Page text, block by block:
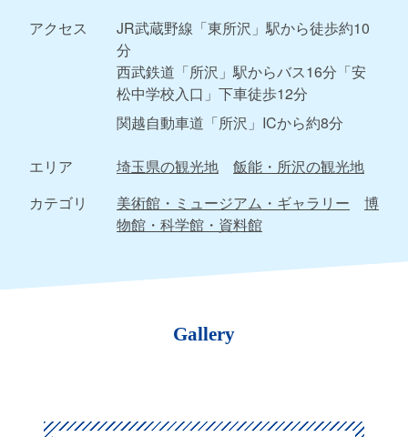
アクセス
JR武蔵野線「東所沢」駅から徒歩約10
分
西武鉄道「所沢」駅からバス16分「安
松中学校入口」下車徒歩12分
関越自動車道「所沢」ICから約8分
エリア 埼玉県の観光地
飯能・所沢の観光地
カテゴリ
美術館・ミュージアム・ギャラリー
博
物館・科学館・資料館
Gallery